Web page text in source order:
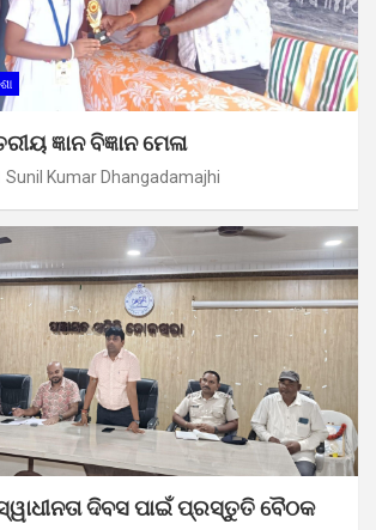
ଜ୍ଞାନ ବିଜ୍ଞାନ ମେଳା
Sunil Kumar Dhangadamajhi
ଦିବସ ପାଇଁ ପ୍ରସ୍ତୁତି ବୈଠକ